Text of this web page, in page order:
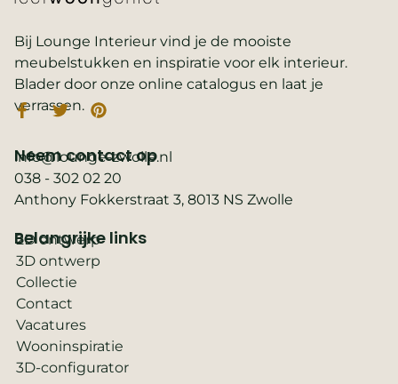
Bij Lounge Interieur vind je de mooiste
meubelstukken en inspiratie voor elk interieur.
Blader door onze online catalogus en laat je
verrassen.
Belangrijke links
2D ontwerp
3D ontwerp
Collectie
Contact
Vacatures
Wooninspiratie
3D-configurator
Neem contact op
info@lounge-zwolle.nl
038 - 302 02 20
Anthony Fokkerstraat 3, 8013 NS Zwolle